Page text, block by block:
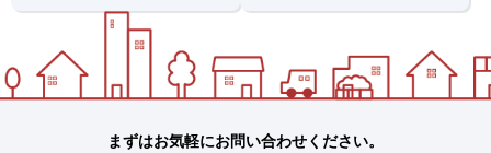
まずはお気軽にお問い合わせください。